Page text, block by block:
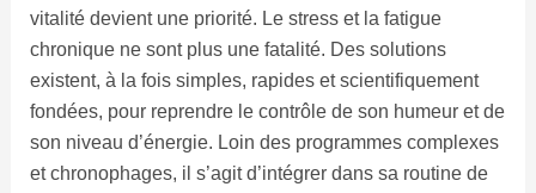
vitalité devient une priorité. Le stress et la fatigue
chronique ne sont plus une fatalité. Des solutions
existent, à la fois simples, rapides et scientifiquement
fondées, pour reprendre le contrôle de son humeur et de
son niveau d’énergie. Loin des programmes complexes
et chronophages, il s’agit d’intégrer dans sa routine de